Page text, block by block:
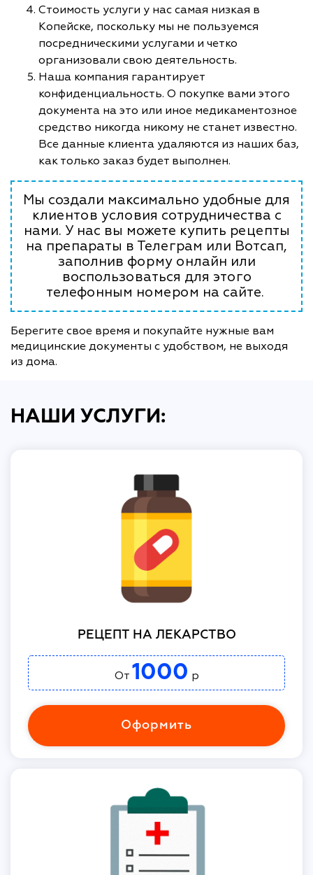
Стоимость услуги у нас самая низкая в
Копейске, поскольку мы не пользуемся
посредническими услугами и четко
организовали свою деятельность.
Наша компания гарантирует
конфиденциальность. О покупке вами этого
документа на это или иное медикаментозное
средство никогда никому не станет известно.
Все данные клиента удаляются из наших баз,
как только заказ будет выполнен.
Мы создали максимально удобные для
клиентов условия сотрудничества с
нами. У нас вы можете купить рецепты
на препараты в Телеграм или Вотсап,
заполнив форму онлайн или
воспользоваться для этого
телефонным номером на сайте.
Берегите свое время и покупайте нужные вам
медицинские документы с удобством, не выходя
из дома.
НАШИ УСЛУГИ:
РЕЦЕПТ НА ЛЕКАРСТВО
От 1000 р
Оформить